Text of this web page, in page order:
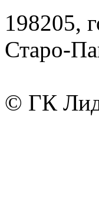
198205,
Старо-
© ГК